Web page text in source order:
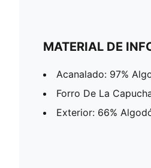
MATERIAL DE
Acanalado: 97%
Forro De La
Exterior: 66%